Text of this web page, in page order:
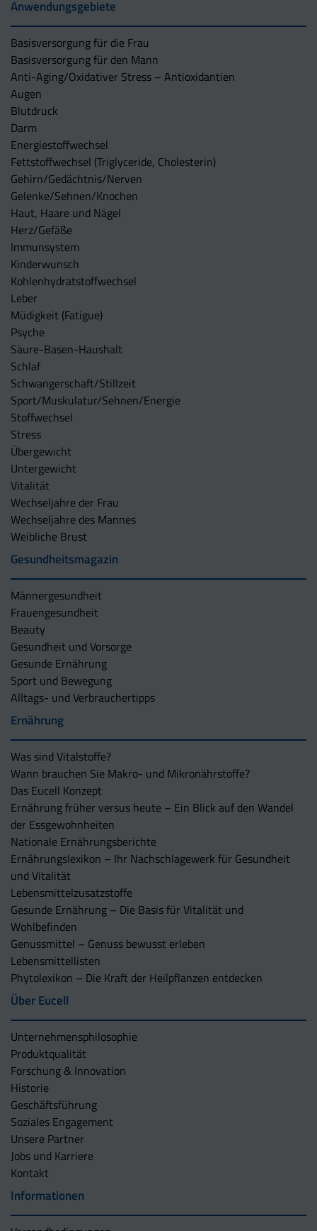
Anwendungsgebiete
Basisversorgung für die Frau
Basisversorgung für den Mann
Anti-Aging/Oxidativer Stress – Antioxidantien
Augen
Blutdruck
Darm
Energiestoffwechsel
Fettstoffwechsel (Triglyceride, Cholesterin)
Gehirn/Gedächtnis/Nerven
Gelenke/Sehnen/Knochen
Haut, Haare und Nägel
Herz/Gefäße
Immunsystem
Kinderwunsch
Kohlenhydratstoffwechsel
Leber
Müdigkeit (Fatigue)
Psyche
Säure-Basen-Haushalt
Schlaf
Schwangerschaft/Stillzeit
Sport/Muskulatur/Sehnen/Energie
Stoffwechsel
Stress
Übergewicht
Untergewicht
Vitalität
Wechseljahre der Frau
Wechseljahre des Mannes
Weibliche Brust
Gesundheitsmagazin
Männergesundheit
Frauengesundheit
Beauty
Gesundheit und Vorsorge
Gesunde Ernährung
Sport und Bewegung
Alltags- und Verbrauchertipps
Ernährung
Was sind Vitalstoffe?
Wann brauchen Sie Makro- und Mikronährstoffe?
Das Eucell Konzept
Ernährung früher versus heute – Ein Blick auf den Wandel
der Essgewohnheiten
Nationale Ernährungsberichte
Ernährungslexikon – Ihr Nachschlagewerk für Gesundheit
und Vitalität
Lebensmittelzusatzstoffe
Gesunde Ernährung – Die Basis für Vitalität und
Wohlbefinden
Genussmittel – Genuss bewusst erleben
Lebensmittellisten
Phytolexikon – Die Kraft der Heilpflanzen entdecken
Über Eucell
Unternehmens­philosophie
Produktqualität
Forschung & Innovation
Historie
Geschäftsführung
Soziales Engagement
Unsere Partner
Jobs und Karriere
Kontakt
Informationen